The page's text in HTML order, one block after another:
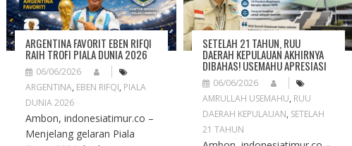
ARGENTINA FAVORIT EBEN RIFQI
RAIH TROFI PIALA DUNIA 2026
06/06/2026
ARGENTINA, EBEN RIFQI, PIALA
DUNIA 2026
Ambon, indonesiatimur.co –
Menjelang gelaran Piala
SETELAH 21 TAHUN, RUU
DAERAH KEPULAUAN AKHIRNYA
DIBAHAS! USEMAHU APRESIASI
06/06/2026
AMRULLAH USEMAHU, RUU
DAERAH KEPULAUAN, SETELAH
21 TAHUN